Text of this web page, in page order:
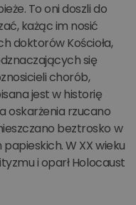
To oni doszli do
każąc im nosić
doktorów Kościoła,
się
chorób,
jest w historię
oskarżenia rzucano
beztrosko w
W XX wieku
i oparł Holocaust